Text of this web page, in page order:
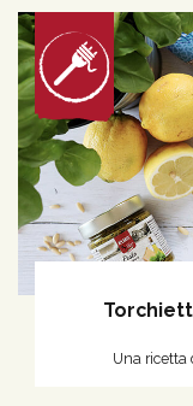
Una ricetta